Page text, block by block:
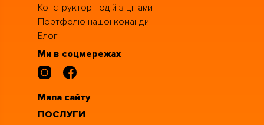
Конструктор подій з цінами
Портфоліо нашої команди
Блог
Ми в соцмережах
Мапа сайту
ПОСЛУГИ